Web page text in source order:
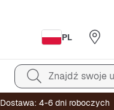
PL
Znajdź swoje
Dostawa: 4-6 dni roboczych